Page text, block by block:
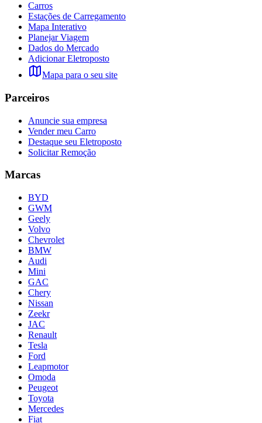
Carros
Estações de Carregamento
Mapa Interativo
Planejar Viagem
Dados do Mercado
Adicionar Eletroposto
Mapa para o seu site
Parceiros
Anuncie sua empresa
Vender meu Carro
Destaque seu Eletroposto
Solicitar Remoção
Marcas
BYD
GWM
Geely
Volvo
Chevrolet
BMW
Audi
Mini
GAC
Chery
Nissan
Zeekr
JAC
Renault
Tesla
Ford
Leapmotor
Omoda
Peugeot
Toyota
Mercedes
Fiat